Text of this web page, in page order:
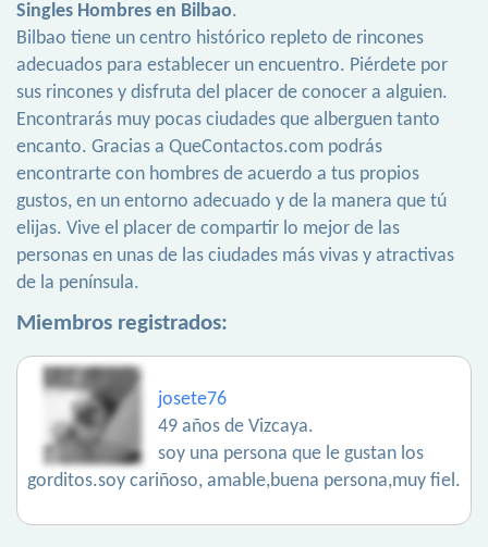
Singles Hombres en Bilbao.
Bilbao tiene un centro histórico repleto de rincones
adecuados para establecer un encuentro. Piérdete por
sus rincones y disfruta del placer de conocer a alguien.
Encontrarás muy pocas ciudades que alberguen tanto
encanto. Gracias a QueContactos.com podrás
encontrarte con hombres de acuerdo a tus propios
gustos, en un entorno adecuado y de la manera que tú
elijas. Vive el placer de compartir lo mejor de las
personas en unas de las ciudades más vivas y atractivas
de la península.
Miembros registrados:
josete76
49 años de Vizcaya.
soy una persona que le gustan los
gorditos.soy cariñoso, amable,buena persona,muy fiel.